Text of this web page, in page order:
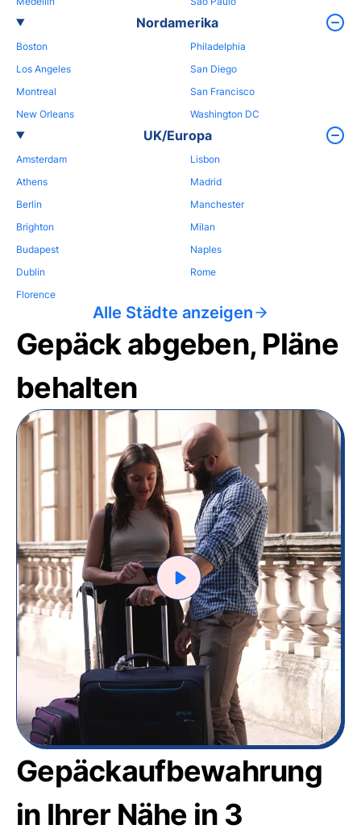
Nordamerika
Boston
Los Angeles
Montreal
New Orleans
Philadelphia
San Diego
San Francisco
Washington DC
UK/Europa
Amsterdam
Athens
Berlin
Brighton
Budapest
Dublin
Florence
Lisbon
Madrid
Manchester
Milan
Naples
Rome
Alle Städte anzeigen
Gepäck abgeben, Pläne
behalten
Gepäckaufbewahrung
in Ihrer Nähe in 3